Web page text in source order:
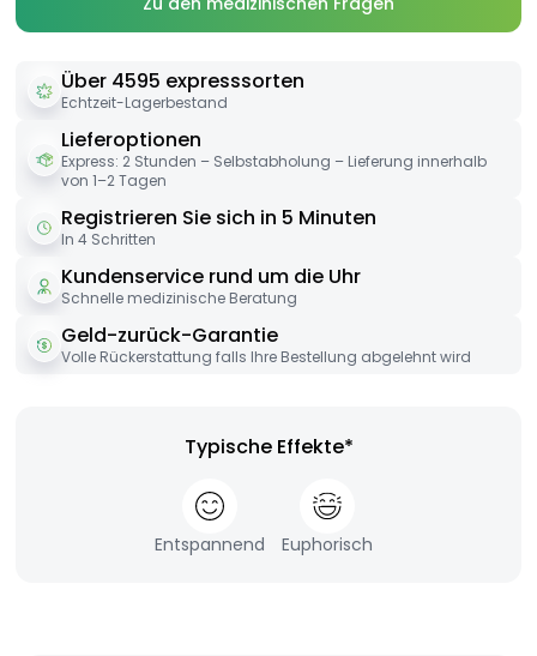
Über 4595 expresssorten
Echtzeit-Lagerbestand
Lieferoptionen
Express: 2 Stunden – Selbstabholung – Lieferung innerhalb
von 1–2 Tagen
Registrieren Sie sich in 5 Minuten
In 4 Schritten
Kundenservice rund um die Uhr
Schnelle medizinische Beratung
Geld-zurück-Garantie
Volle Rückerstattung falls Ihre Bestellung abgelehnt wird
Typische Effekte*
Entspannend Euphorisch